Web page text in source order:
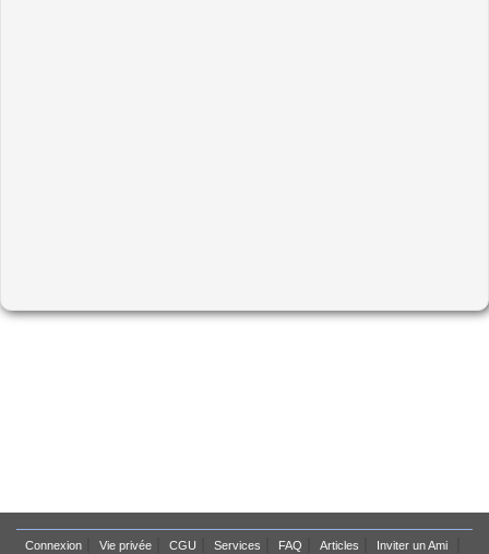
Connexion| Vie privée| CGU Services FAQ Articles Inviter un Ami|